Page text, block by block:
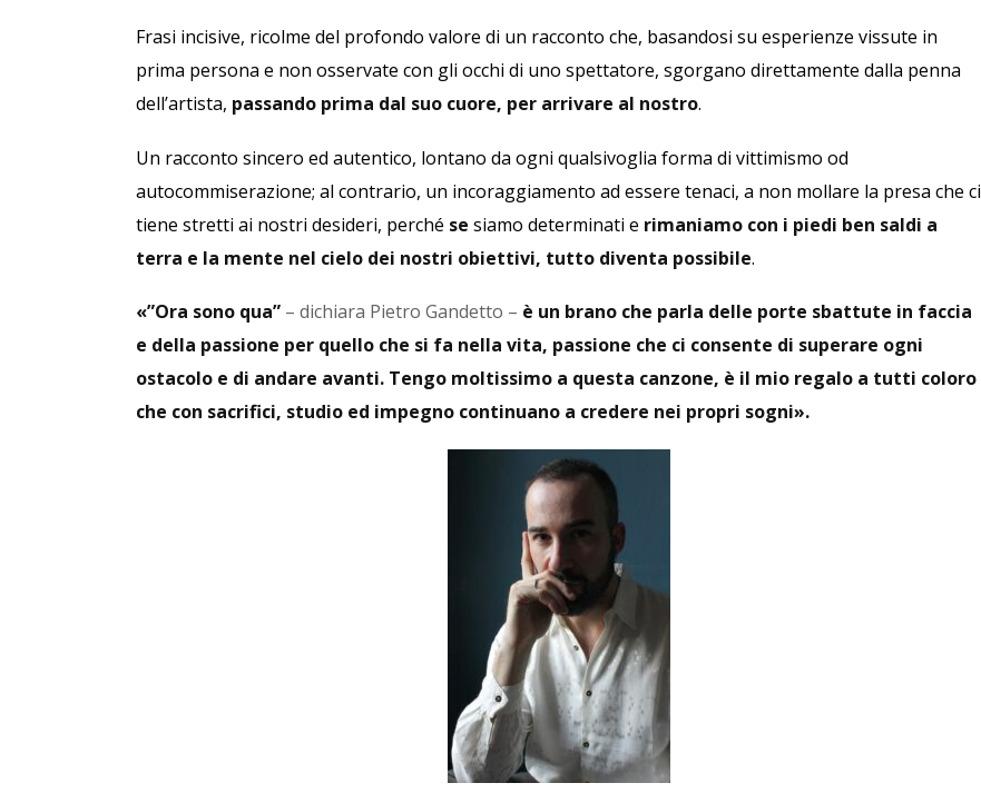
Frasi incisive, ricolme del profondo valore di un racconto che, basandosi su esperienze vissute in
prima persona e non osservate con gli occhi di uno spettatore, sgorgano direttamente dalla penna
dell’artista, passando prima dal suo cuore, per arrivare al nostro.
Un racconto sincero ed autentico, lontano da ogni qualsivoglia forma di vittimismo od
autocommiserazione; al contrario, un incoraggiamento ad essere tenaci, a non mollare la presa che ci
tiene stretti ai nostri desideri, perché se siamo determinati e rimaniamo con i piedi ben saldi a
terra e la mente nel cielo dei nostri obiettivi, tutto diventa possibile.
«”Ora sono qua” – dichiara Pietro Gandetto – è un brano che parla delle porte sbattute in faccia
e della passione per quello che si fa nella vita, passione che ci consente di superare ogni
ostacolo e di andare avanti. Tengo moltissimo a questa canzone, è il mio regalo a tutti coloro
che con sacrifici, studio ed impegno continuano a credere nei propri sogni».